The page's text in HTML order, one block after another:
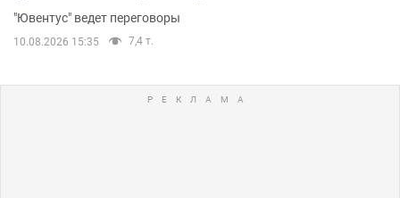
"Ювентус" ведет переговоры
10.08.2026 15:35 7,4 т.